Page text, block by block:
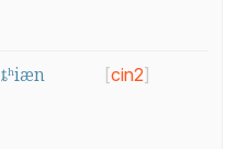
ȶʰiæn [cin2]